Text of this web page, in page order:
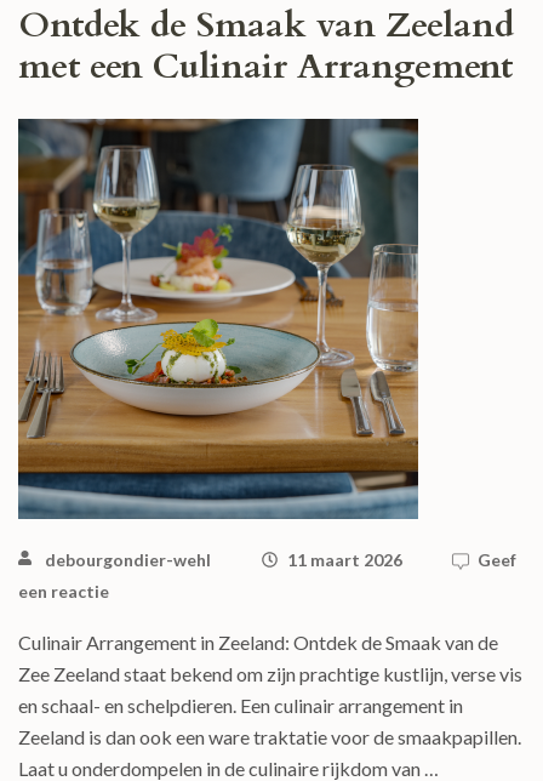
Ontdek de Smaak van Zeeland
met een Culinair Arrangement
debourgondier-wehl 11 maart 2026
Geef
een reactie
Culinair Arrangement in Zeeland: Ontdek de Smaak van de
Zee Zeeland staat bekend om zijn prachtige kustlijn, verse vis
en schaal- en schelpdieren. Een culinair arrangement in
Zeeland is dan ook een ware traktatie voor de smaakpapillen.
Laat u onderdompelen in de culinaire rijkdom van …